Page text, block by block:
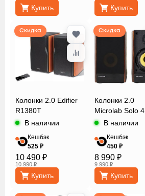
сигнал/шум
Цвет
Сбросить Применить
Купить Купить
Скидка
Колонки 2.0 Edifier
R1380T
В наличии
Кешбэк
525 ₽
10 490 ₽
10 990 ₽
Купить
Скидка
Колонки 2.0
Microlab Solo 4
В наличии
Кешбэк
450 ₽
8 990 ₽
9 990 ₽
Купить